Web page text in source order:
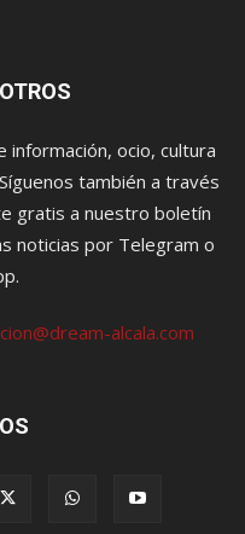
información, ocio, cultura
también a través
gratis a nuestro boletín
noticias por Telegram o
alcala.com